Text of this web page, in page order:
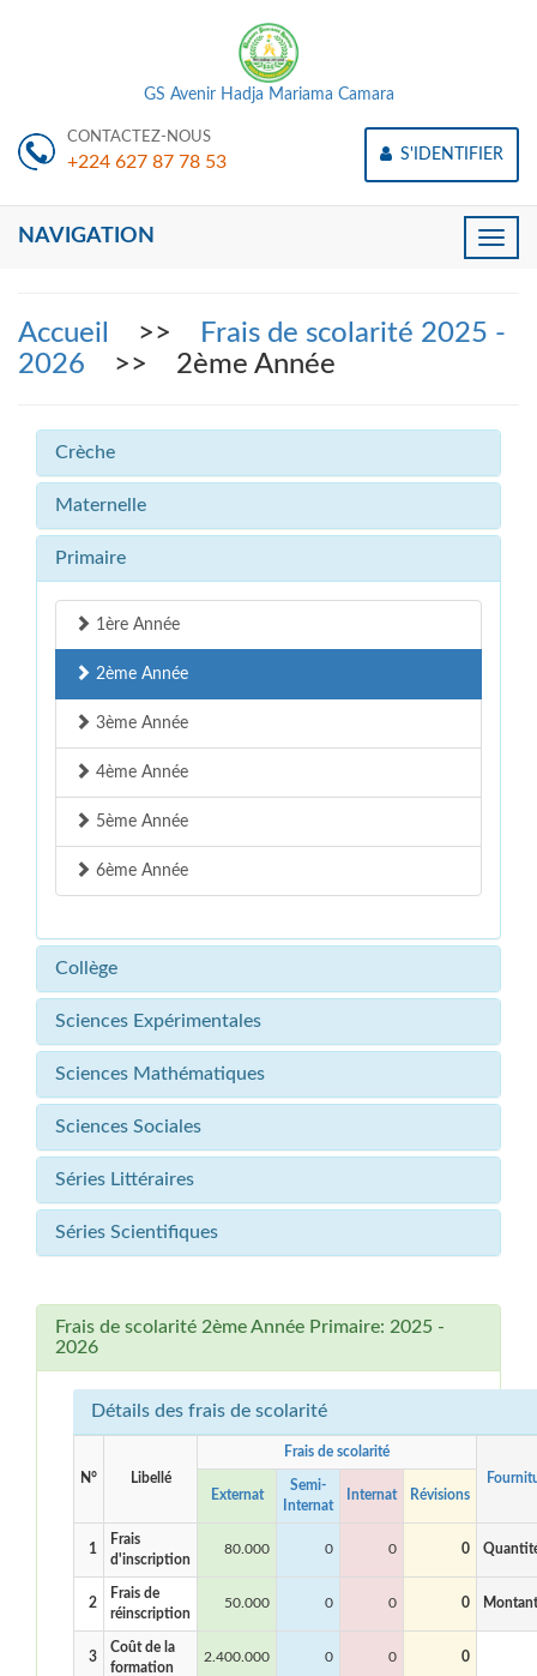
GS Avenir Hadja Mariama Camara
CONTACTEZ-NOUS
+224 627 87 78 53 S'IDENTIFIER
Toggle
NAVIGATION
Accueil >>
Frais de scolarité 2025 -
2026
>> 2ème Année
Crèche
Maternelle
Primaire
1ère Année
2ème Année
3ème Année
4ème Année
5ème Année
6ème Année
Collège
Sciences Expérimentales
Sciences Mathématiques
Sciences Sociales
Séries Littéraires
Séries Scientifiques
Frais de scolarité 2ème Année Primaire: 2025 -
2026
Détails des frais de scolarité
N° Libellé
Frais de scolarité
Externat
Semi-
Internat
Internat Révisions
1
Frais
d'inscription
80.000 0 0 0
2
Frais de
réinscription
50.000 0 0 0 Montant
3
Coût de la
formation
2.400.000 0 0 0